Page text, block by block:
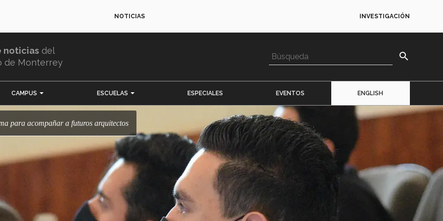
NOTICIAS INVESTIGACIÓN
noticias del
de Monterrey
search
CAMPUS ESCUELAS ESPECIALES EVENTOS ENGLISH
para acompañar a futuros arquitectos